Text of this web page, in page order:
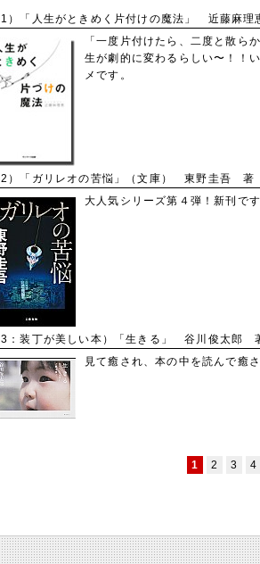
1）「人生がときめく片付けの魔法」 近藤麻理
「一度片付けたら、二度と散ら
生が劇的に変わるらしい〜！！
メです。
2）「ガリレオの苦悩」（文庫） 東野圭吾 著
大人気シリーズ第４弾！新刊で
3：装丁が美しい本）「生きる」 谷川俊太郎
見て癒され、本の中を読んで癒
1 2 3 4